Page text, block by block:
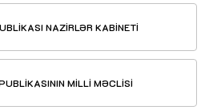
NAZİRLƏR KABİNETİ
MİLLİ MƏCLİSİ